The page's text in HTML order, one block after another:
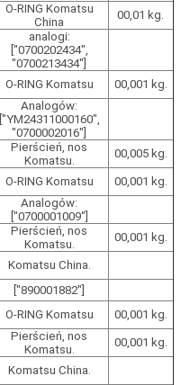
O-RING Komatsu
China
00,01 kg.
analogi:
["0700202434",
"0700213434"]
O-RING Komatsu
00,001 kg.
Analogów:
["YM24311000160",
"0700002016"]
Pierścień, nos
Komatsu.
00,005 kg.
O-RING Komatsu
00,001 kg.
Analogów:
["0700001009"]
Pierścień, nos
Komatsu.
00,001 kg.
Komatsu China.
["890001882"]
O-RING Komatsu 00,001 kg.
Pierścień, nos
Komatsu.
00,001 kg.
Komatsu China.